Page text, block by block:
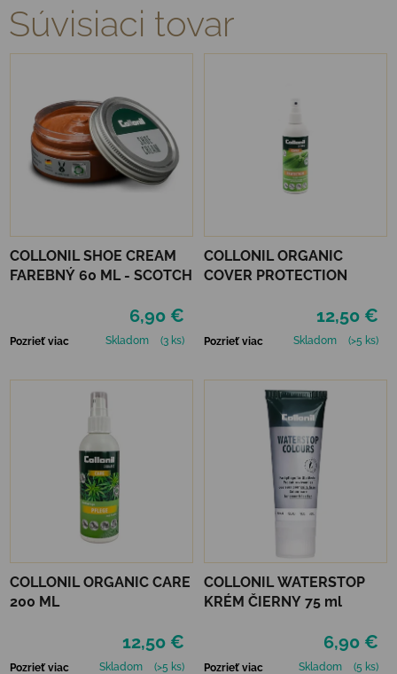
Súvisiaci tovar
COLLONIL SHOE CREAM
FAREBNÝ 60 ML - SCOTCH
6,90 €
Pozrieť viac Skladom (3 ks)
COLLONIL ORGANIC
COVER PROTECTION
12,50 €
Pozrieť viac Skladom (>5 ks)
COLLONIL ORGANIC CARE
200 ML
12,50 €
Pozrieť viac Skladom (>5 ks)
COLLONIL WATERSTOP
KRÉM ČIERNY 75 ml
6,90 €
Pozrieť viac Skladom (5 ks)